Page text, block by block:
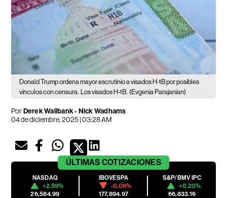
Donald Trump ordena mayor escrutinio a visados H-1B por posibles
vínculos con censura.
Los visados H-1B. (Evgenia Parajanian)
PorDerek Wallbank - Nick Wadhams
04 de diciembre, 2025 | 03:28 AM
ÚLTIMAS COTIZACIONES
NASDAQ
+2.59%
26,584.99
IBOVESPA
-0.06%
177,894.97
S&P/BMV IPC
+0.20%
66,833.16